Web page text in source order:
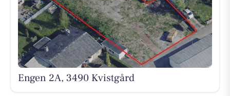
Engen 2A, 3490 Kvistgård